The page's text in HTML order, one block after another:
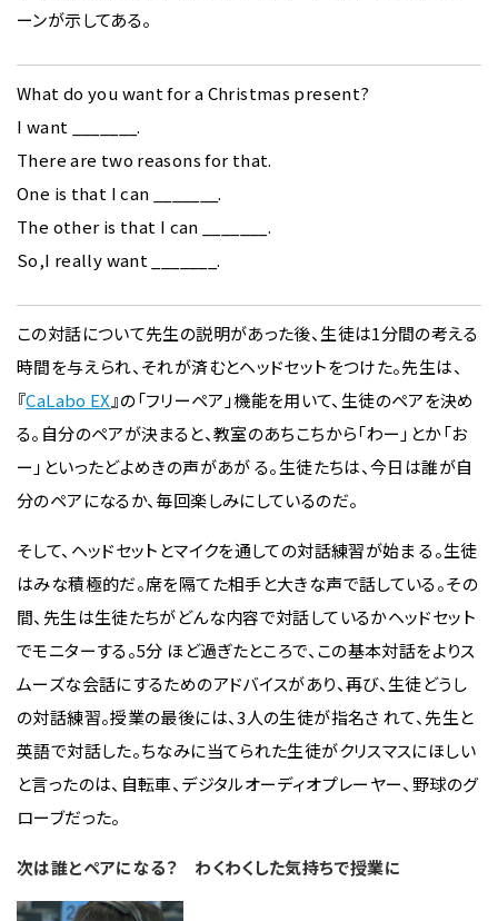
ーンが示してある。
What do you want for a Christmas present?
I want _______.
There are two reasons for that.
One is that I can _______.
The other is that I can _______.
So,I really want _______.
この対話について先生の説明があった後、生徒は1分間の考える
時間を与えられ、それが済むとヘッドセットをつけた。先生は、
『CaLabo EX 』の「フリーペア」機能を用いて、生徒のペアを決め
る。自分のペアが決まると、教室のあちこちから「わー」とか「お
ー」といったどよめきの声があが る。生徒たちは、今日は誰が自
分のペアになるか、毎回楽しみにしているのだ。
そして、ヘッドセットとマイクを通しての対話練習が始ま る。生徒
はみな積極的だ。席を隔てた相手と大きな声で話している。その
間、先生は生徒たちがどんな内容で対話しているかヘッドセット
でモニターする。5分 ほど過ぎたところで、この基本対話をよりス
ムーズな会話にするためのアドバイスがあり、再び、生徒どうし
の対話練習。授業の最後には、3人の生徒が指名さ れて、先生と
英語で対話した。ちなみに当てられた生徒がクリスマスにほしい
と言ったのは、自転車、デジタルオーディオプレーヤー、野球のグ
ローブだった。
次は誰とペアになる？ わくわくした気持ちで授業に